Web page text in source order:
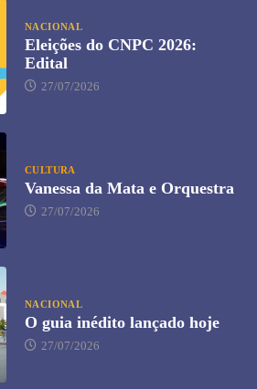
NACIONAL
Eleições do CNPC 2026:
Edital
27/07/2026
CULTURA
Vanessa da Mata e Orquestra
27/07/2026
NACIONAL
O guia inédito lançado hoje
27/07/2026